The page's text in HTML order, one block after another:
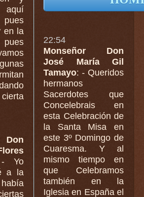
aquí
en la
Don
Yo
a la
22:54
Monseñor Don
José María Gil
Tamayo: - Queridos
hermanos
Sacerdotes que
Concelebrais en
esta Celebración de
la Santa Misa en
este 3º Domingo de
Cuaresma. Y al
mismo tiempo en
que Celebramos
también en la
Iglesia en España el